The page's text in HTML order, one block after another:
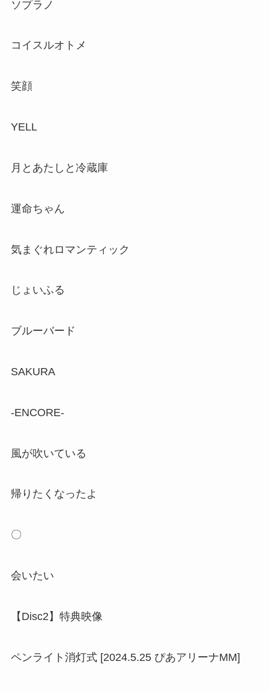
ソプラノ
コイスルオトメ
笑顔
YELL
月とあたしと冷蔵庫
運命ちゃん
気まぐれロマンティック
じょいふる
ブルーバード
SAKURA
-ENCORE-
風が吹いている
帰りたくなったよ
〇
会いたい
【Disc2】特典映像
ペンライト消灯式 [2024.5.25 ぴあアリーナMM]